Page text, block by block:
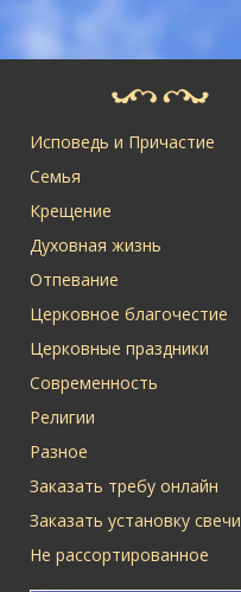
Исповедь и Причастие
Семья
Крещение
Духовная жизнь
Отпевание
Церковное благочестие
Церковные праздники
Современность
Религии
Разное
Заказать требу онлайн
Заказать установку свечи
Не рассортированное